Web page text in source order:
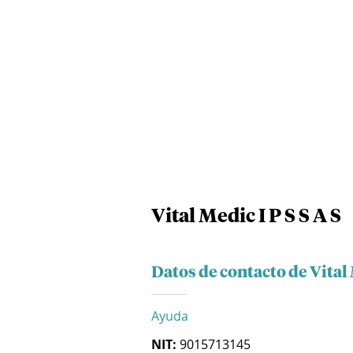
Vital Medic I P S S A S
Datos de contacto de Vital
Ayuda
NIT: 9015713145